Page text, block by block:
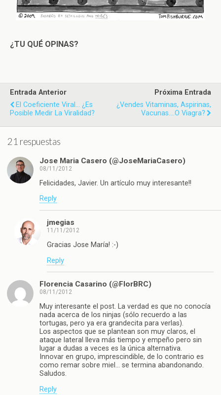
¿TU QUÉ OPINAS?
Entrada Anterior
El Coeficiente Viral… ¿es
Posible Medir La Viralidad?
Próxima Entrada
¿Vendes Vitaminas, Aspirinas,
Vacunas....o Viagra?
21 respuestas
Jose Maria Casero (@JoseMariaCasero)
08/11/2012
Felicidades, Javier. Un artículo muy interesante!!
Reply
jmegias
11/11/2012
Gracias Jose María! :-)
Reply
Florencia Casarino (@FlorBRC)
08/11/2012
Muy interesante el post. La verdad es que no conocía
nada acerca de los ninjas (sólo recuerdo a las
tortugas, pero ya era grandecita para verlas).
Los aspectos que se plantean son muy claros, el
ataque lateral lleva más tiempo y empeño pero sin
lugar a dudas a veces es la única alternativa.
Innovar en grupo, imprescindible, de lo contrario es
como remar sobre miel… se termina abandonando.
Saludos.
Reply